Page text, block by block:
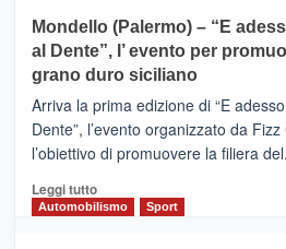
e
messaggi
di
CASTIGLIONE
DI
SICILIA
(Ct)
–
Il
Borgo
Gusto,
il
Mondello (Palermo) – “E
al Dente”, l’ evento per
grano duro siciliano
Arriva la prima edizione di “E
Dente”, l’evento organizzato da
l’obiettivo di promuovere la filiera
Leggi tuttoLeggi
di
Automobilismo Sport